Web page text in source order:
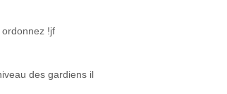
!jf
des gardiens il